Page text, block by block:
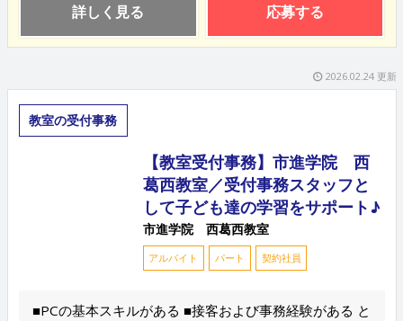
詳しく見る 応募する
2026.02.24 更新
教室の受付事務
【教室受付事務】市進学院 西
葛西教室／受付事務スタッフと
して子ども達の学習をサポート♪
市進学院 西葛西教室
アルバイト パート 契約社員
■PCの基本スキルがある ■接客および事務経験がある と